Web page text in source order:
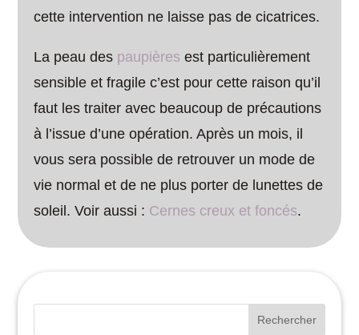
cette intervention ne laisse pas de cicatrices.
La peau des paupières est particulièrement
sensible et fragile c’est pour cette raison qu’il
faut les traiter avec beaucoup de précautions
à l’issue d’une opération. Après un mois, il
vous sera possible de retrouver un mode de
vie normal et de ne plus porter de lunettes de
soleil. Voir aussi : Cernes creux et foncés.
Rechercher